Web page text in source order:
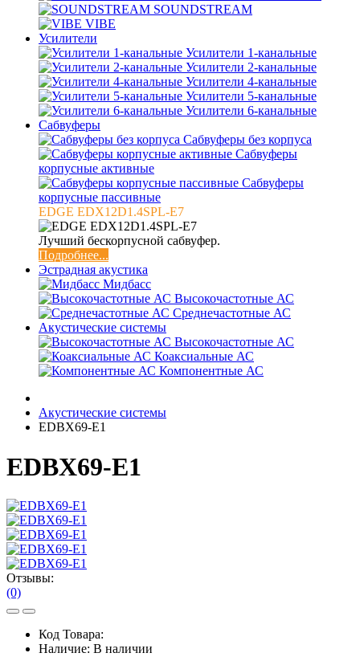
SOUNDSTREAM
VIBE
Усилители
Усилители 1-канальные
Усилители 2-канальные
Усилители 4-канальные
Усилители 5-канальные
Усилители 6-канальные
Сабвуферы
Сабвуферы без корпуса
Сабвуферы
корпусные активные
Сабвуферы
корпусные пассивные
EDGE EDX12D1.4SPL-E7
Лучший бескорпусной сабвуфер.
Подробнее...
Эстрадная акустика
Мидбасс
Высокочастотные АС
Среднечастотные АС
Акустические системы
Высокочастотные АС
Коаксиальные АС
Компонентные АС
Акустические системы
EDBX69-E1
EDBX69-E1
Отзывы:
(0)
Код Товара:
Наличие: В наличии